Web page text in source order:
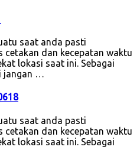
saat anda pasti
dan kecepatan waktu
lokasi saat ini. Sebagai
jangan …
saat anda pasti
dan kecepatan waktu
lokasi saat ini. Sebagai